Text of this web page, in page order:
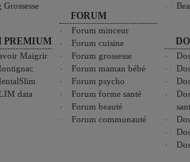
PREMIUM
Maigrir
data
FORUM
Forum minceur
Forum cuisine
Forum grossesse
Forum maman bébé
Forum psycho
Forum forme santé
Forum beauté
Forum communauté